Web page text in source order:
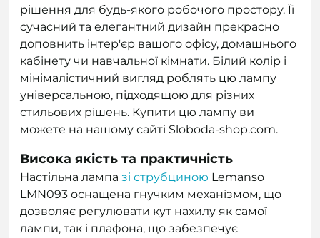
рішення для будь-якого робочого простору. Її
сучасний та елегантний дизайн прекрасно
доповнить інтер'єр вашого офісу, домашнього
кабінету чи навчальної кімнати. Білий колір і
мінімалістичний вигляд роблять цю лампу
універсальною, підходящою для різних
стильових рішень. Купити цю лампу ви
можете на нашому сайті Sloboda-shop.com.
Висока якість та практичність
Настільна лампа зі струбциною Lemanso
LMN093 оснащена гнучким механізмом, що
дозволяє регулювати кут нахилу як самої
лампи, так і плафона, що забезпечує